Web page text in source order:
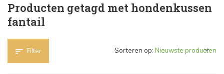
Producten getagd met hondenkussen
fantail
Filter Sorteren op: